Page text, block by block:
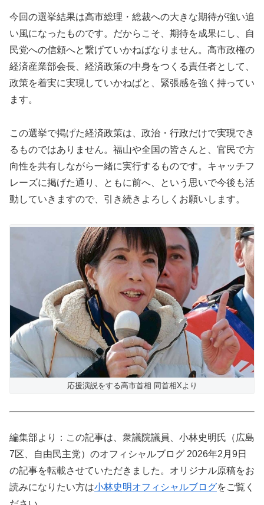
今回の選挙結果は高市総理・総裁への大きな期待が強い追
い風になったものです。だからこそ、期待を成果にし、自
民党への信頼へと繋げていかねばなりません。高市政権の
経済産業部会長、経済政策の中身をつくる責任者として、
政策を着実に実現していかねばと、緊張感を強く持ってい
ます。
この選挙で掲げた経済政策は、政治・行政だけで実現でき
るものではありません。福山や全国の皆さんと、官民で方
向性を共有しながら一緒に実行するものです。キャッチフ
レーズに掲げた通り、ともに前へ、という思いで今後も活
動していきますので、引き続きよろしくお願いします。
応援演説をする高市首相 同首相Xより
編集部より：この記事は、衆議院議員、小林史明氏（広島
7区、自由民主党）のオフィシャルブログ 2026年2月9日
の記事を転載させていただきました。オリジナル原稿をお
読みになりたい方は小林史明オフィシャルブログをご覧く